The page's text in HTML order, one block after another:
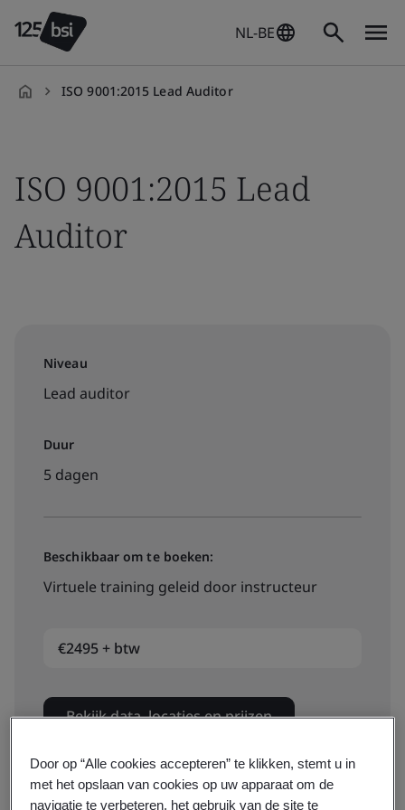
NL-BE
ISO 9001:2015 Lead Auditor
ISO 9001:2015 Lead
Auditor
Niveau
Lead auditor
Duur
5 dagen
Beschikbaar om te boeken:
Virtuele training geleid door instructeur
€2495 + btw
Bekijk data, locaties en prijzen
Beschikbaar om te offreren:
Door op “Alle cookies accepteren” te klikken, stemt u in
met het opslaan van cookies op uw apparaat om de
navigatie te verbeteren, het gebruik van de site te